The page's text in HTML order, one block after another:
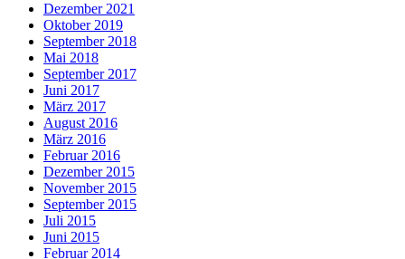
Dezember 2021
Oktober 2019
September 2018
Mai 2018
September 2017
Juni 2017
März 2017
August 2016
März 2016
Februar 2016
Dezember 2015
November 2015
September 2015
Juli 2015
Juni 2015
Februar 2014